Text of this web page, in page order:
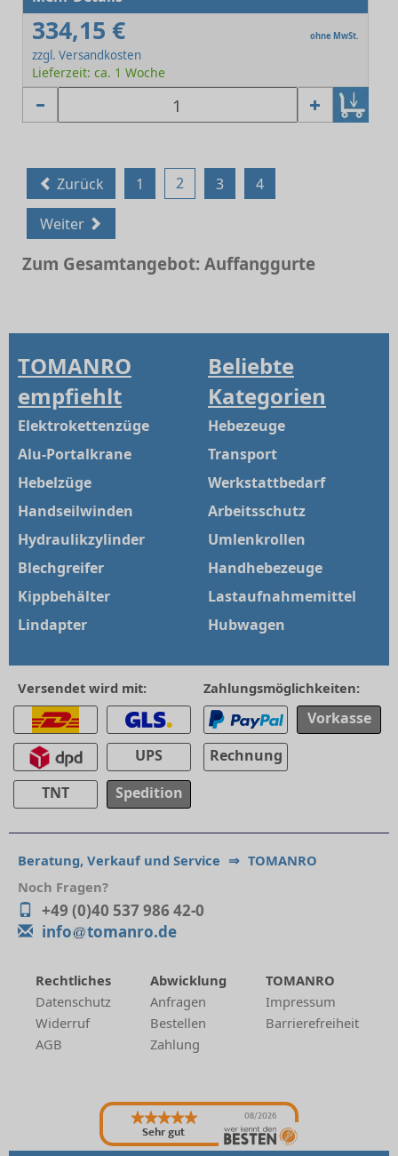
334,15 € ohne MwSt.
zzgl. Versandkosten
Lieferzeit: ca. 1 Woche
Zurück 1 2 3 4
Weiter
Zum Gesamtangebot: Auffanggurte
TOMANRO
empfiehlt
Elektrokettenzüge
Alu-Portalkrane
Hebelzüge
Handseilwinden
Hydraulikzylinder
Blechgreifer
Kippbehälter
Lindapter
Beliebte
Kategorien
Hebezeuge
Transport
Werkstattbedarf
Arbeitsschutz
Umlenkrollen
Handhebezeuge
Lastaufnahmemittel
Hubwagen
Versendet wird mit:
UPS
TNT
Spedition
Zahlungsmöglichkeiten:
Vorkasse
Rechnung
Beratung, Verkauf und Service ⇒ TOMANRO
Noch Fragen?
+49 (0)40 537 986 42-0
info
tomanro.de
Rechtliches
Datenschutz
Widerruf
AGB
Abwicklung
Anfragen
Bestellen
Zahlung
TOMANRO
Impressum
Barrierefreiheit
Sehr gut
08/2026